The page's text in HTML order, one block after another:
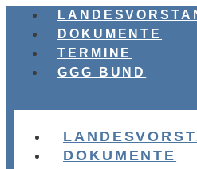
DOKUMENTE
TERMINE
GGG BUND
DOKUMENTE